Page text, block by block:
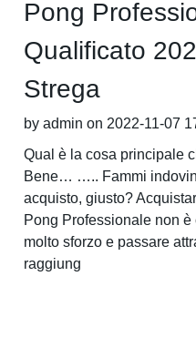
Pong
Qualificato
Strega
by admin on 2022-11-07
Qual è la cosa principale
Bene… ….. Fammi
acquisto, giusto?
Pong Professionale non
molto sforzo e passare
raggiung